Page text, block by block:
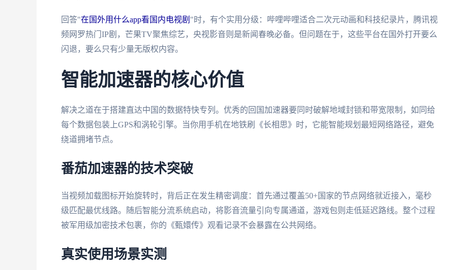
回答"在国外用什么app看国内电视剧 "时，有个实用分级：哔哩哔哩适合二次元动画和科技纪录片，腾讯视
频网罗热门IP剧，芒果TV聚焦综艺，央视影音则是新闻春晚必备。但问题在于，这些平台在国外打开要么
闪退，要么只有少量无版权内容。
智能加速器的核心价值
解决之道在于搭建直达中国的数据特快专列。优秀的回国加速器要同时破解地域封锁和带宽限制，如同给
每个数据包装上GPS和涡轮引擎。当你用手机在地铁刷《长相思》时，它能智能规划最短网络路径，避免
绕道拥堵节点。
番茄加速器的技术突破
当视频加载图标开始旋转时，背后正在发生精密调度：首先通过覆盖50+国家的节点网络就近接入，毫秒
级匹配最优线路。随后智能分流系统启动，将影音流量引向专属通道，游戏包则走低延迟路线。整个过程
被军用级加密技术包裹，你的《甄嬛传》观看记录不会暴露在公共网络。
真实使用场景实测